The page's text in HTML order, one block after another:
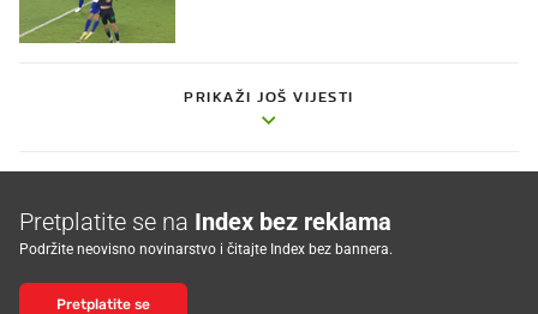
PRIKAŽI JOŠ VIJESTI
Pretplatite se na Index bez reklama
Podržite neovisno novinarstvo i čitajte Index bez bannera.
Pretplatite se